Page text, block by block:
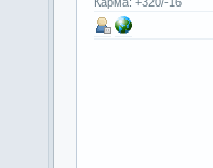
Карма: +320/-16